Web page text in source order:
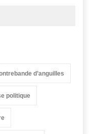
d’anguilles
politique